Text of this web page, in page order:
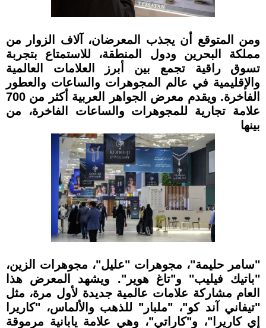
ومن المتوقع أن يجذب المعرضان، آلاف الزوار من
مملكة البحرين ودول المنطقة، للاستمتاع بتجربة
تسوق راقية تجمع بين أبرز العلامات العالمية
والإقليمية في عالم المجوهرات والساعات والعطور
الفاخرة.
ويقدم معرض الجواهر العربية أكثر من 700
علامة تجارية للمجوهرات والساعات الفاخرة، من
بينها
"سامر حليمة"، مجوهرات "عليل"، مجوهرات الزين،
"باتيك فيليب" و"تاغ هوير". ويشهد المعرض هذا
العام مشاركة علامات عالمية جديدة لأول مرة، مثل
"تيفاني آند كو"، "ملبار" للذهب والألماس، "كاريرا
إي كاريرا"، و"كاراتي"، وهي علامة يابانية مرموقة